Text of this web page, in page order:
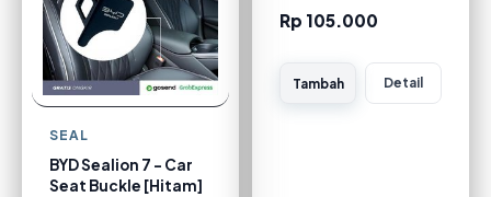
SEAL
BYD Sealion 7 - Car
Seat Buckle [Hitam]
Rp 105.000
Tambah Detail